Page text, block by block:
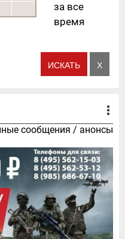
за все
время
сообщения / анонсы